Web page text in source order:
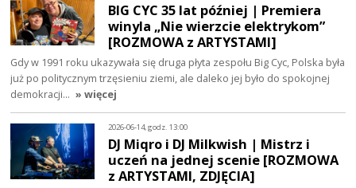
BIG CYC 35 lat później | Premiera
winyla „Nie wierzcie elektrykom”
[ROZMOWA z ARTYSTAMI]
Gdy w 1991 roku ukazywała się druga płyta zespołu Big Cyc, Polska była
już po politycznym trzęsieniu ziemi, ale daleko jej było do spokojnej
demokracji… » więcej
2026-06-14, godz. 13:00
DJ Miqro i DJ Milkwish | Mistrz i
uczeń na jednej scenie [ROZMOWA
z ARTYSTAMI, ZDJĘCIA]